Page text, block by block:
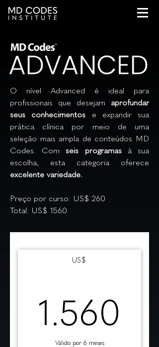
O nível Advanced é ideal para
profissionais que desejam aprofundar
seus conhecimentos e expandir sua
prática clínica por meio de uma
seleção mais ampla de conteúdos MD
Codes. Com seis programasà sua
escolha, esta categoria oferece
excelente variedade.
Preço por curso: US$ 260
Total: US$ 1560
US$
1.560
Válido por 6 meses